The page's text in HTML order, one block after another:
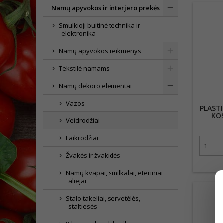
Namų apyvokos ir interjero prekės
Smulkioji buitinė technika ir
elektronika
Namų apyvokos reikmenys
Tekstilė namams
Namų dekoro elementai
Vazos
Veidrodžiai
Laikrodžiai
Žvakės ir žvakidės
Namų kvapai, smilkalai, eteriniai
aliejai
Stalo takeliai, servetėlės,
staltiesės